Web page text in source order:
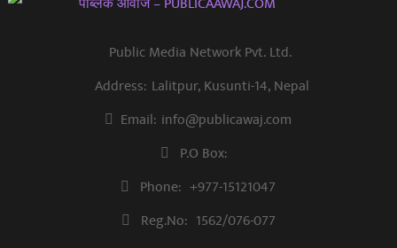
Public Media Network Pvt. Ltd.
Address: Lalitpur, Kusunti-14, Nepal
Email: info@publicawaj.com
P.O Box:
Phone: +977-15121047
Reg.No: 1562/076-077